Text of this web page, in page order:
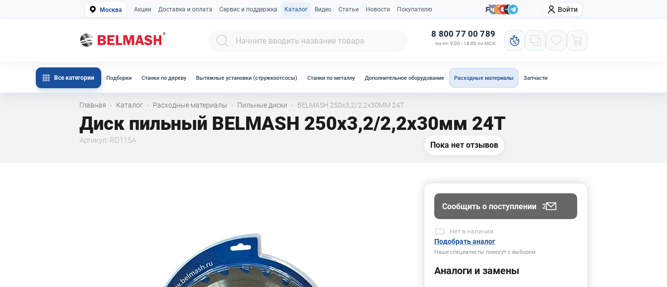
Москва Акции Доставка и оплата Сервис и поддержка Каталог Видео Статьи Новости Покупателю Компания Войти
8 800 77 00 789
пн-пт: 9:00 - 18:00 по МСК
Все категории Подборки Станки по дереву Вытяжные установки (стружкоотсосы) Станки по металлу Дополнительное оборудование Расходные материалы Запчасти
Главная · Каталог · Расходные материалы · Пильные диски · BELMASH 250х3,2/2,2х30ММ 24Т
Диск пильный BELMASH 250х3,2/2,2х30мм 24Т
Артикул: RD115A Пока нет отзывов
Сообщить о поступлении
Нет в наличии
Подобрать аналог
Наши специалисты помогут с выбором
Аналоги и замены